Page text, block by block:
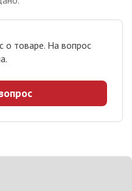
о товаре. На вопрос